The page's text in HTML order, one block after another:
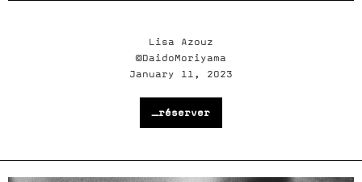
Lisa Azouz
©DaidoMoriyama
January 11, 2023
_réserver